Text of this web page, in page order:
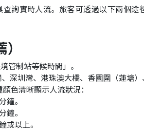
詢實時人流。旅客可透過以下兩個途
管制站等候時間」。
深圳灣、港珠澳大橋、香園圍（蓮塘）
色清晰顯示人流狀況：
鐘。
鐘。
或以上。